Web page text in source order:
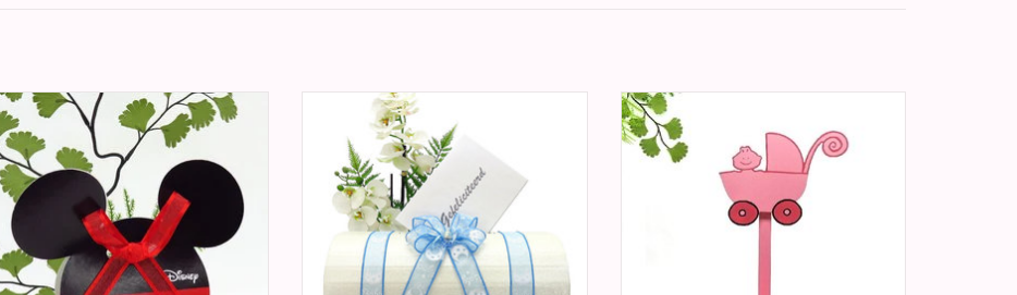
Prachtige geboorte of feest bedankje van
Disney Mickey Mouse. Versierd met een
rode strikje.
TOEVOEGEN AAN WINKELWAGEN
Prachtige envelopdoos versierd met
blauw en wit "Baby" lint, aan de voorkant
van de doos een blauwe Ooievaar met
een blauwe baby zak.
TOEVOEGEN AAN WINKELWAGEN
Super leuk roze kleur display voor het
presenteren van uw baby shower en of
geboorte bedankjes.
TOEVOEGEN AAN WINKELWAGEN